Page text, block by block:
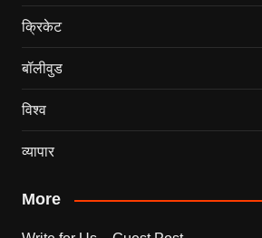
क्रिकेट
बॉलीवुड
विश्व
व्यापार
More